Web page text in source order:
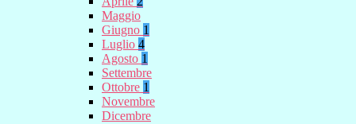
Maggio
Giugno 1
Luglio 4
Agosto 1
Settembre
Ottobre 1
Novembre
Dicembre